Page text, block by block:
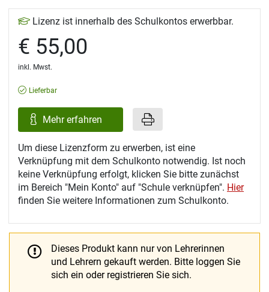
Lizenz ist innerhalb des Schulkontos erwerbbar.
€ 55,00
inkl. Mwst.
Lieferbar
Mehr erfahren
Um diese Lizenzform zu erwerben, ist eine
Verknüpfung mit dem Schulkonto notwendig. Ist noch
keine Verknüpfung erfolgt, klicken Sie bitte zunächst
im Bereich "Mein Konto" auf "Schule verknüpfen". Hier
finden Sie weitere Informationen zum Schulkonto.
Dieses Produkt kann nur von Lehrerinnen
und Lehrern gekauft werden. Bitte loggen Sie
sich ein oder registrieren Sie sich.